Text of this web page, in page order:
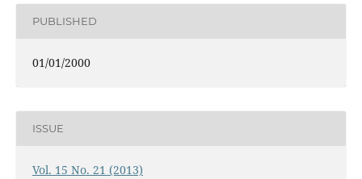
PUBLISHED
01/01/2000
ISSUE
Vol. 15 No. 21 (2013)